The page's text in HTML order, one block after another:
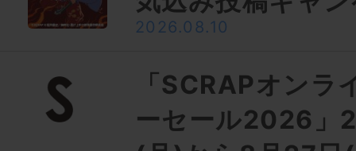
2026.08.10
「SCRAPオンラ
ーセール2026」